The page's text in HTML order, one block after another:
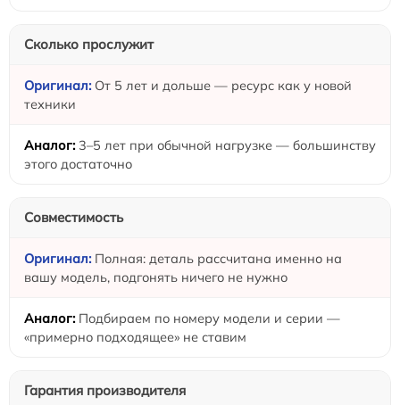
Сколько прослужит
От 5 лет и дольше — ресурс как у новой
техники
3–5 лет при обычной нагрузке — большинству
этого достаточно
Совместимость
Полная: деталь рассчитана именно на
вашу модель, подгонять ничего не нужно
Подбираем по номеру модели и серии —
«примерно подходящее» не ставим
Гарантия производителя